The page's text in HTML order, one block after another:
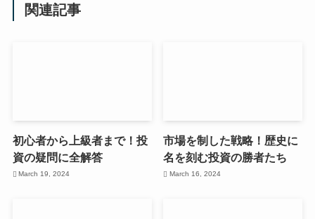
関連記事
初心者から上級者まで！投
資の疑問に全解答
March 19, 2024
市場を制した戦略！歴史に
名を刻む投資の勝者たち
March 16, 2024